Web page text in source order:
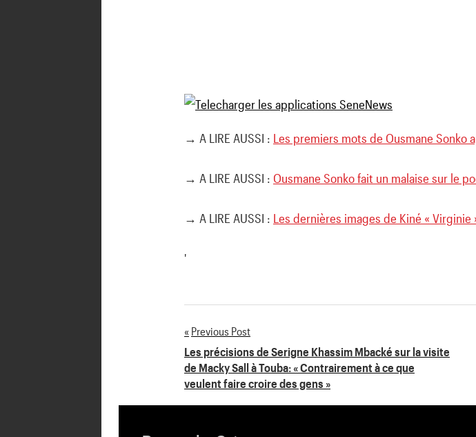
→ A LIRE AUSSI : Les premiers mots de Ousmane Sonko
→ A LIRE AUSSI : Ousmane Sonko fait un malaise sur le
→ A LIRE AUSSI : Les dernières images de Kiné «
'
Navigation
de
l’article
Previous Post
Les précisions de Serigne Khassim Mbacké sur la visite
de Macky Sall à Touba: « Contrairement à ce que
veulent faire croire des gens »